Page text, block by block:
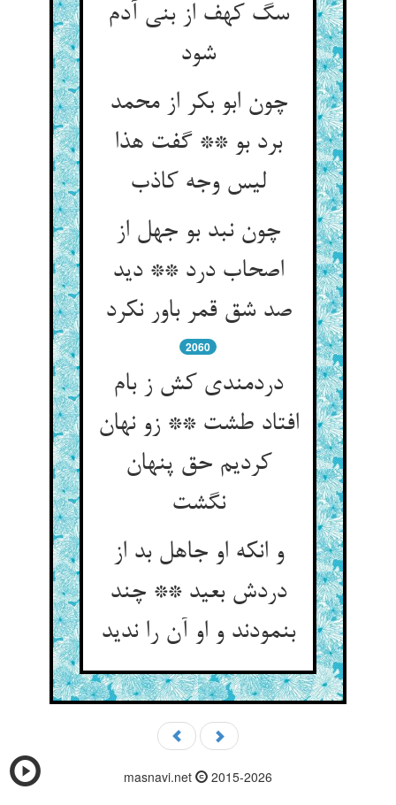
سگ کهف از بنی آدم
شود
چون ابو بکر از محمد
برد بو ** گفت هذا
لیس وجه کاذب‏
چون نبد بو جهل از
اصحاب درد ** دید
صد شق قمر باور نکرد
2060
دردمندی کش ز بام
افتاد طشت ** زو نهان
کردیم حق پنهان
نگشت‏
و انکه او جاهل بد از
دردش بعید ** چند
بنمودند و او آن را ندید
masnavi.net 2015-2026